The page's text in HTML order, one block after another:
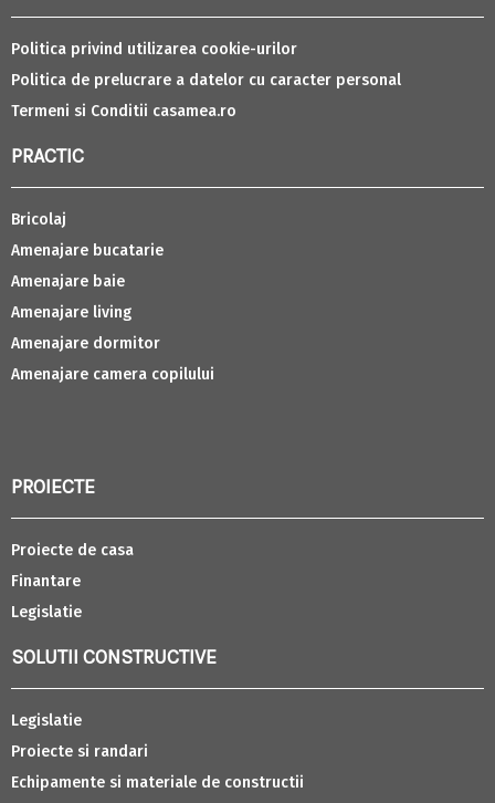
Politica privind utilizarea cookie-urilor
Politica de prelucrare a datelor cu caracter personal
Termeni si Conditii casamea.ro
PRACTIC
Bricolaj
Amenajare bucatarie
Amenajare baie
Amenajare living
Amenajare dormitor
Amenajare camera copilului
PROIECTE
Proiecte de casa
Finantare
Legislatie
SOLUTII CONSTRUCTIVE
Legislatie
Proiecte si randari
Echipamente si materiale de constructii